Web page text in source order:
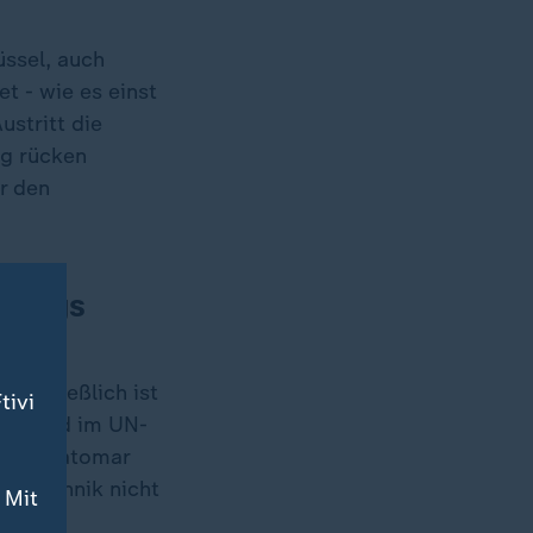
auch
- wie es einst
die
rücken
den
die
Schließlich ist
im UN-
drei atomar
Technik nicht
Mit